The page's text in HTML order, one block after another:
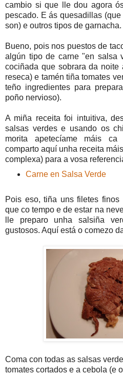
cambio si que lle dou agora
pescado. E ás quesadillas
son) e outros tipos de garnacha.
Bueno, pois nos puestos de
algún tipo de carne "en salsa
cociñada que sobrara da noite
reseca) e tamén tiña tomates
teño ingredientes para
poño nervioso).
A miña receita foi intuitiva,
salsas verdes e usando os
morita apetecíame máis
comparto aquí unha receita
complexa) para a vosa
Carne en Salsa Verde
Pois eso, tiña uns filetes
que co tempo e de estar na
lle preparo unha salsiña
gustosos. Aquí está o comezo
Coma con todas as salsas
tomates cortados e a cebola (e